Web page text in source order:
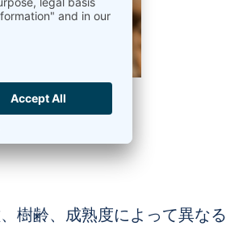
樹齢、成熟度によって異な